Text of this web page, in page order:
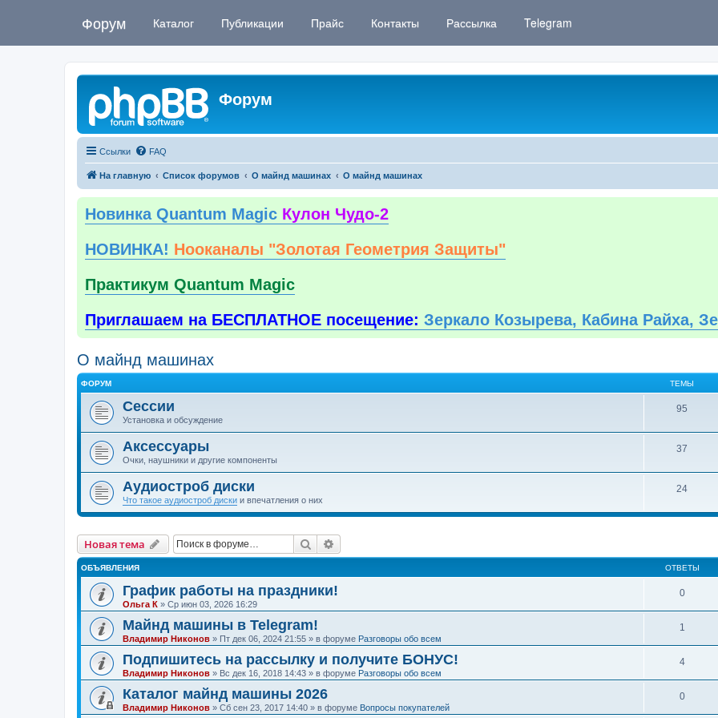
Форум Каталог Публикации Прайс Контакты Рассылка Telegram
Форум
Ссылки FAQ
На главную Список форумов О майнд машинах О майнд машинах
Новинка Quantum Magic Кулон Чудо-2
НОВИНКА! Нооканалы "Золотая Геометрия Защиты"
Практикум Quantum Magic
Приглашаем на БЕСПЛАТНОЕ посещение: Зеркало Козырева, Кабина Райха,
О майнд машинах
ФОРУМ ТЕМЫ
Сессии
Установка и обсуждение
95
Аксессуары
Очки, наушники и другие компоненты
37
Аудиостроб диски
Что такое аудиостроб диски и впечатления о них
24
Новая тема Поиск
ОБЪЯВЛЕНИЯ ОТВЕТЫ
График работы на праздники!
Ольга К » Ср июн 03, 2026 16:29
0
Майнд машины в Telegram!
Владимир Никонов » Пт дек 06, 2024 21:55 » в форуме Разговоры обо всем
1
Подпишитесь на рассылку и получите БОНУС!
Владимир Никонов » Вс дек 16, 2018 14:43 » в форуме Разговоры обо всем
4
Каталог майнд машины 2026
Владимир Никонов » Сб сен 23, 2017 14:40 » в форуме Вопросы покупателей
0